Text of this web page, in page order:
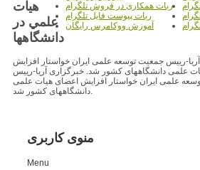
ربات همکاری در فروش تلگرام
ربات پیوست فایل تلگرام
آموزش ووکامرس رایگان
هيات
علمي در
دانشگاهها
رییس جمعیت توسعه علمی ایران خواستار افزایش
علمی دانشگاههای کشور شد. خبرگزاری آریا-رییس
علمی ایران خواستار افزایش اعضای هیات علمی
دانشگاههای کشور شد.
منوی کاربری
Menu